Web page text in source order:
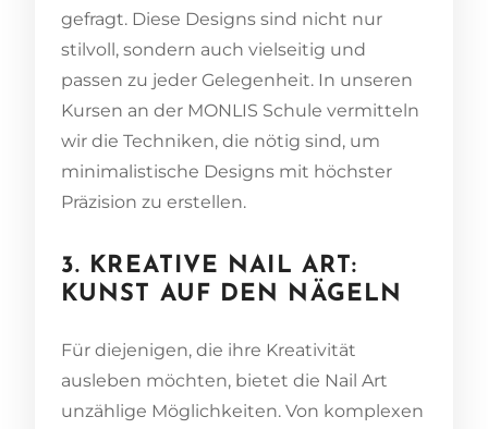
gefragt. Diese Designs sind nicht nur
stilvoll, sondern auch vielseitig und
passen zu jeder Gelegenheit. In unseren
Kursen an der MONLIS Schule vermitteln
wir die Techniken, die nötig sind, um
minimalistische Designs mit höchster
Präzision zu erstellen.
3. KREATIVE NAIL ART:
KUNST AUF DEN NÄGELN
Für diejenigen, die ihre Kreativität
ausleben möchten, bietet die Nail Art
unzählige Möglichkeiten. Von komplexen